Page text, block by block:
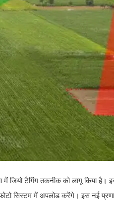
में जियो टैगिंग तकनीक को लागू किया
सिस्टम में अपलोड करेंगे। इस नई